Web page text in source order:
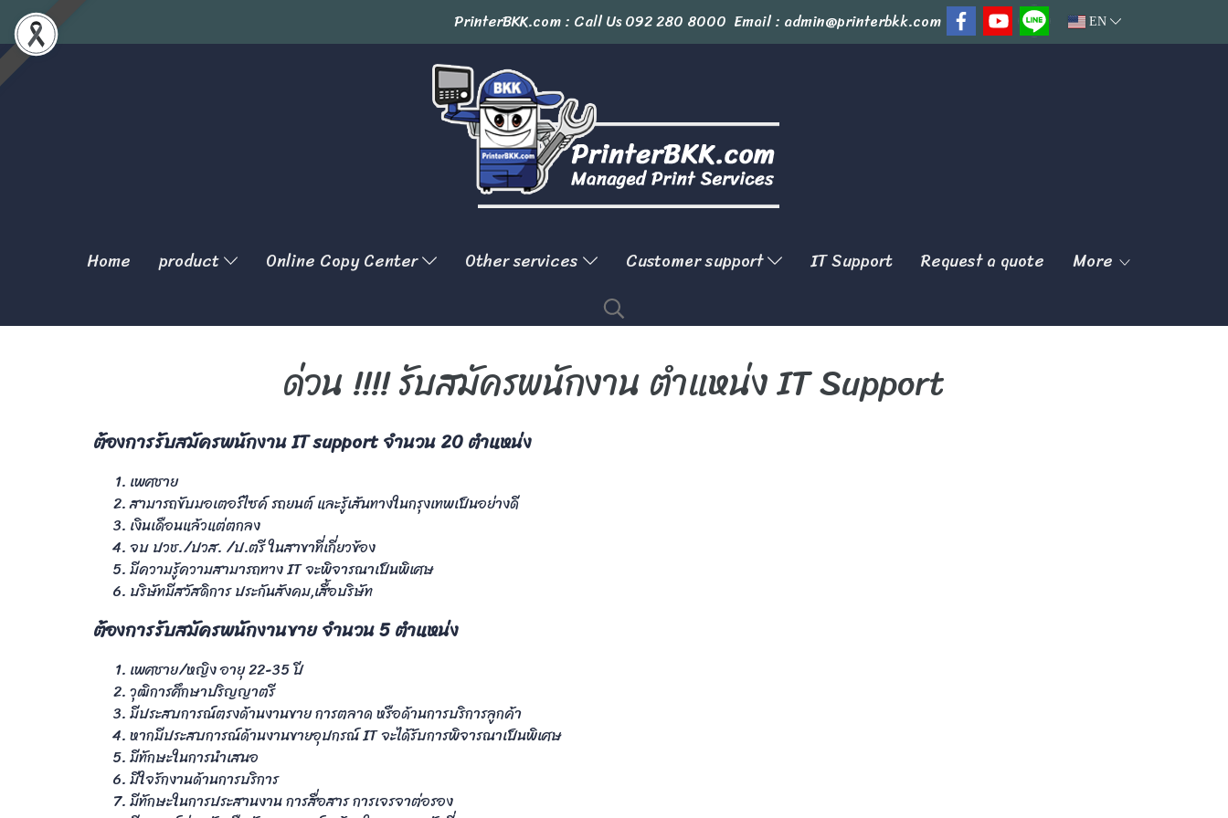
PrinterBKK.com : Call Us092 280 8000 Email : admin@printerbkk.com EN
Home product Online Copy Center Other services Customer support IT Support Request a quote More
ด่วน !!!! รับสมัครพนักงาน ตำแหน่ง IT Support
ต้องการรับสมัครพนักงาน IT support จำนวน 20 ตำแหน่ง
เพศชาย
สามารถขับมอเตอร์ไซค์ รถยนต์ และรู้เส้นทางในกรุงเทพเป็นอย่างดี
เงินเดือนแล้วแต่ตกลง
จบ ปวช./ปวส. /ป.ตรี ในสาขาที่เกี่ยวข้อง
มีความรู้ความสามารถทาง IT จะพิจารณาเป็นพิเศษ
บริษัทมีสวัสดิการ ประกันสังคม,เสื้อบริษัท
ต้องการรับสมัครพนักงานขาย จำนวน 5 ตำแหน่ง
เพศชาย/หญิง อายุ 22-35 ปี
วุฒิการศึกษาปริญญาตรี
มีประสบการณ์ตรงด้านงานขาย การตลาด หรือด้านการบริการลูกค้า
หากมีประสบการณ์ด้านงานขายอุปกรณ์ IT จะได้รับการพิจารณาเป็นพิเศษ
มีทักษะในการนำเสนอ
มีใจรักงานด้านการบริการ
มีทักษะในการประสานงาน การสื่อสาร การเจรจาต่อรอง